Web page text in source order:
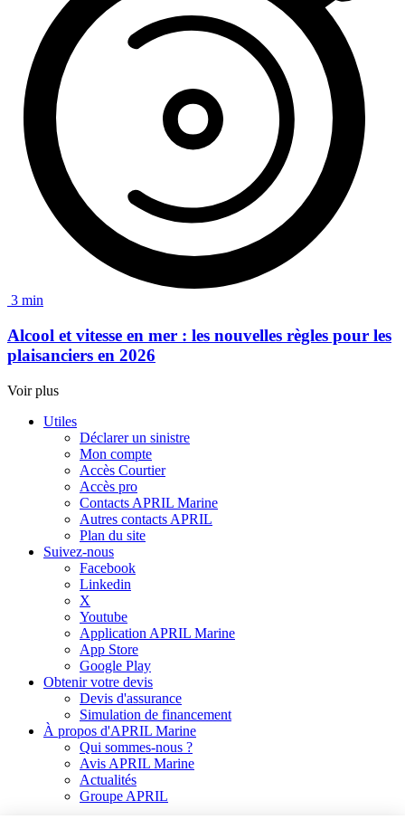
3 min
Alcool et vitesse en mer : les nouvelles règles pour les
plaisanciers en 2026
Voir plus
Utiles
Déclarer un sinistre
Mon compte
Accès Courtier
Accès pro
Contacts APRIL Marine
Autres contacts APRIL
Plan du site
Suivez-nous
Facebook
Linkedin
X
Youtube
Application APRIL Marine
App Store
Google Play
Obtenir votre devis
Devis d'assurance
Simulation de financement
À propos d'APRIL Marine
Qui sommes-nous ?
Avis APRIL Marine
Actualités
Groupe APRIL